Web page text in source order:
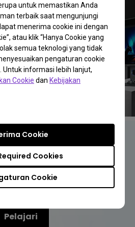
untuk memastikan Anda
terbaik saat mengunjungi
menerima cookie ini dengan
atau klik “Hanya Cookie yang
semua teknologi yang tidak
pengaturan cookie
Untuk informasi lebih lanjut,
Cookie dan Kebijakan
Cookie
Cookies
Cookie
yang Telah
Dinanti
Care BenQ
Pelajari